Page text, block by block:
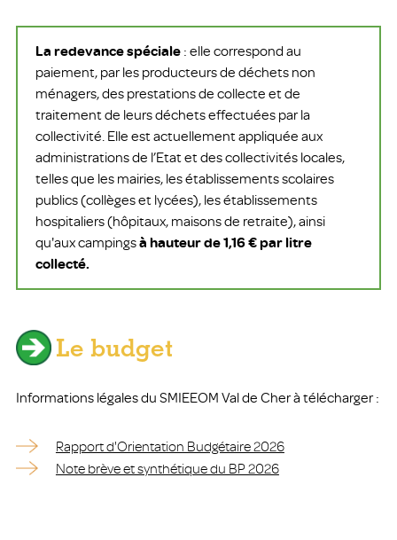
La redevance spéciale: elle correspond au
paiement, par les producteurs de déchets non
ménagers, des prestations de collecte et de
traitement de leurs déchets effectuées par la
collectivité. Elle est actuellement appliquée aux
administrations de l’Etat et des collectivités locales,
telles que les mairies, les établissements scolaires
publics (collèges et lycées), les établissements
hospitaliers (hôpitaux, maisons de retraite), ainsi
qu'aux campingsà hauteur de 1,16 € par litre
collecté.
Le budget
Informations légales du SMIEEOM Val de Cher à télécharger :
Rapport d'Orientation Budgétaire 2026
Note brève et synthétique du BP 2026